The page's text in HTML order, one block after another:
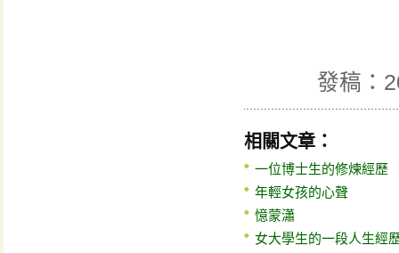
發稿：
相關文章：
一位博士生的修煉經歷
年輕女孩的心聲
憶蒙瀟
女大學生的一段人生經